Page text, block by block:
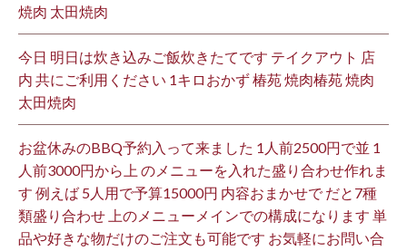
焼肉 太田焼肉
今日 明日は炊き込みご飯炊きたてです テイクアウト 店
内 共にご利用ください 1キロおかず 椿苑 焼肉椿苑 焼肉
太田焼肉
お盆休みのBBQ予約入って来ました 1人前2500円で並 1
人前3000円から上 のメニューを入れた盛り合わせ作れま
す 例えば 5人用で予算15000円 内容おまかせで だと7種
類盛り合わせ 上のメニューメインでの構成になります 単
品や好きな物だけのご注文も可能です お気軽にお問い合